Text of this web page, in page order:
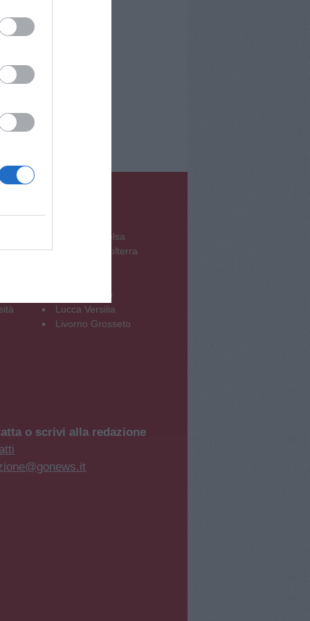
Chianti Valdelsa
Pontedera Volterra
Pisa Cascina
Siena Arezzo
Lucca Versilia
Livorno Grosseto
o scrivi alla redazione